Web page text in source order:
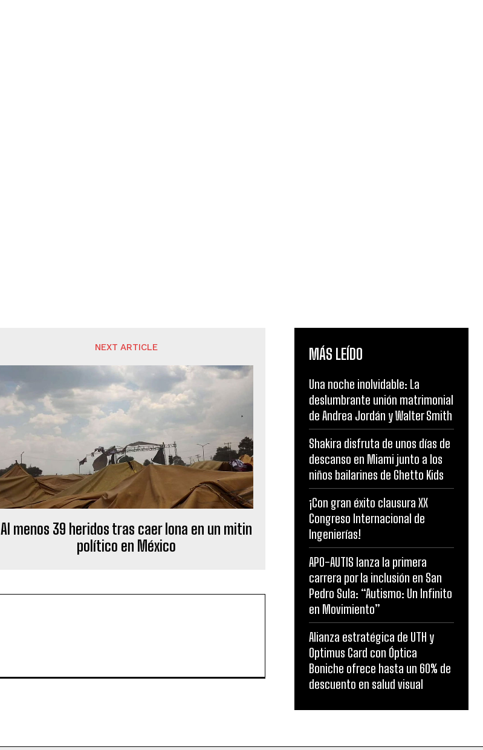
NEXT ARTICLE
Al menos 39 heridos tras caer lona en un mitin
político en México
MÁS LEÍDO
Una noche inolvidable: La
deslumbrante unión matrimonial
de Andrea Jordán y Walter Smith
Shakira disfruta de unos días de
descanso en Miami junto a los
niños bailarines de Ghetto Kids
¡Con gran éxito clausura XX
Congreso Internacional de
Ingenierías!
APO-AUTIS lanza la primera
carrera por la inclusión en San
Pedro Sula: “Autismo: Un Infinito
en Movimiento”
Alianza estratégica de UTH y
Optimus Card con Óptica
Boniche ofrece hasta un 60% de
descuento en salud visual